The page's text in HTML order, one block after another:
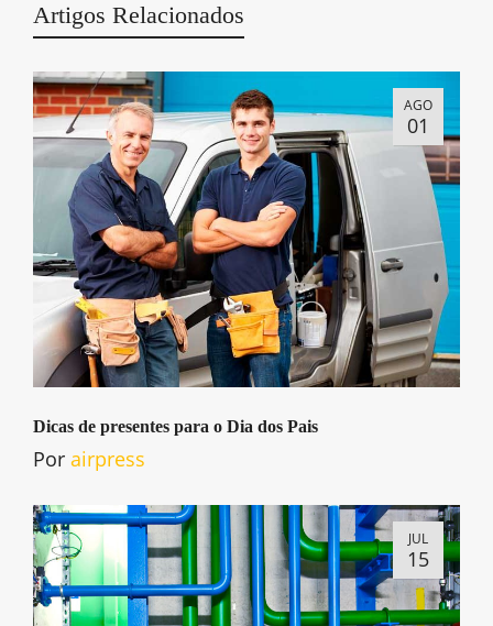
Artigos Relacionados
AGO
01
Dicas de presentes para o Dia dos Pais
Por airpress
JUL
15